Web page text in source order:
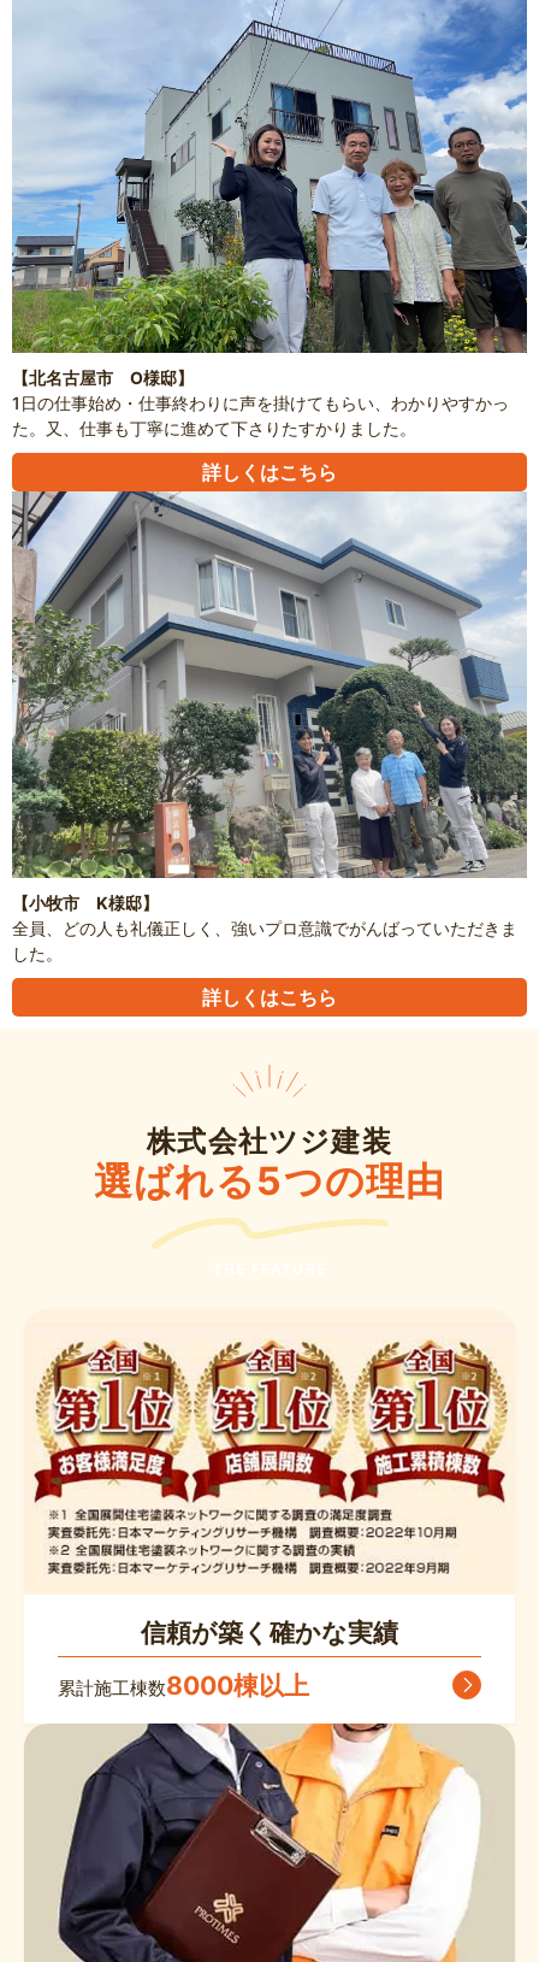
【北名古屋市 O様邸】
1日の仕事始め・仕事終わりに声を掛けてもらい、わかりやすかっ
た。又、仕事も丁寧に進めて下さりたすかりました。
詳しくはこちら
【小牧市 K様邸】
全員、どの人も礼儀正しく、強いプロ意識でがんばっていただきま
した。
詳しくはこちら
株式会社ツジ建装
選ばれる5つの理由
信頼が築く確かな実績
累計施工棟数8000棟以上